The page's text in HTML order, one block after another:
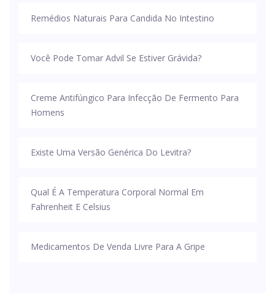
Remédios Naturais Para Candida No Intestino
Você Pode Tomar Advil Se Estiver Grávida?
Creme Antifúngico Para Infecção De Fermento Para
Homens
Existe Uma Versão Genérica Do Levitra?
Qual É A Temperatura Corporal Normal Em
Fahrenheit E Celsius
Medicamentos De Venda Livre Para A Gripe